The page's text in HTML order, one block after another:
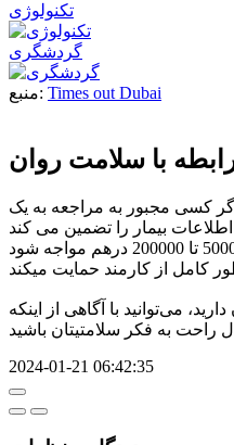
تکنولوژی
گردشگری
منبع: Times out Dubai
با سلامت روان
کسی مجبور به مراجعه به یک
می‌توانید با آگاهی از اینکه
2024-01-21 06:42:35